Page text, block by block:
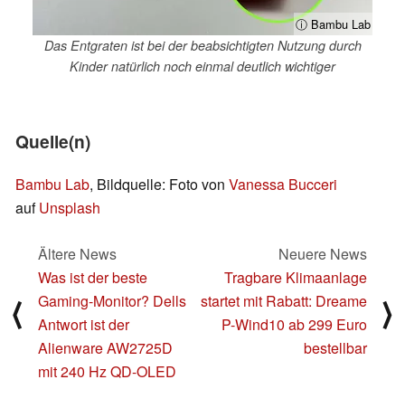
ⓘ Bambu Lab
Das Entgraten ist bei der beabsichtigten Nutzung durch
Kinder natürlich noch einmal deutlich wichtiger
Quelle(n)
Bambu Lab, Bildquelle: Foto von Vanessa Bucceri
aufUnsplash
⟨
Ältere News
Was ist der beste
Gaming-Monitor? Dells
Antwort ist der
Alienware AW2725D
mit 240 Hz QD-OLED
Neuere News
Tragbare Klimaanlage
startet mit Rabatt: Dreame
P-Wind10 ab 299 Euro
bestellbar
⟩